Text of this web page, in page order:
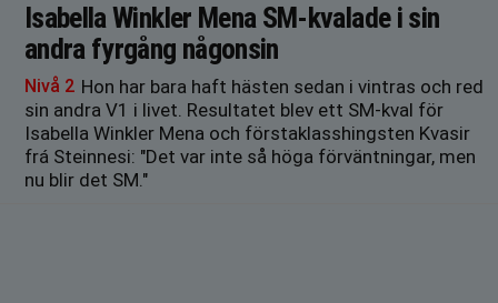
Isabella Winkler Mena SM-kvalade i sin
andra fyrgång någonsin
Nivå 2 Hon har bara haft hästen sedan i vintras och red
sin andra V1 i livet. Resultatet blev ett SM-kval för
Isabella Winkler Mena och förstaklasshingsten Kvasir
frá Steinnesi: "Det var inte så höga förväntningar, men
nu blir det SM."